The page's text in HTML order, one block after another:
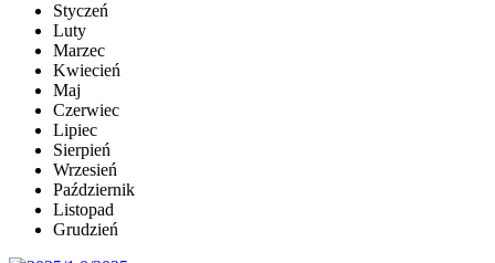
Styczeń
Luty
Marzec
Kwiecień
Maj
Czerwiec
Lipiec
Sierpień
Wrzesień
Październik
Listopad
Grudzień